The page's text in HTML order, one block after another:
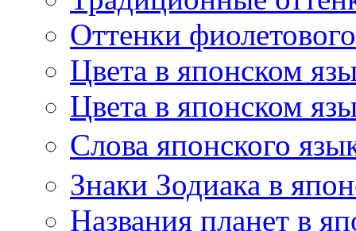
Оттенки
Цвета в японском
Цвета в японском
Слова японского
Знаки Зодиака в
Названия планет в